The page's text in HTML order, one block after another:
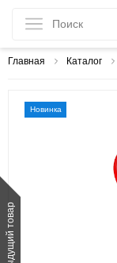
Главная Каталог
Новинка